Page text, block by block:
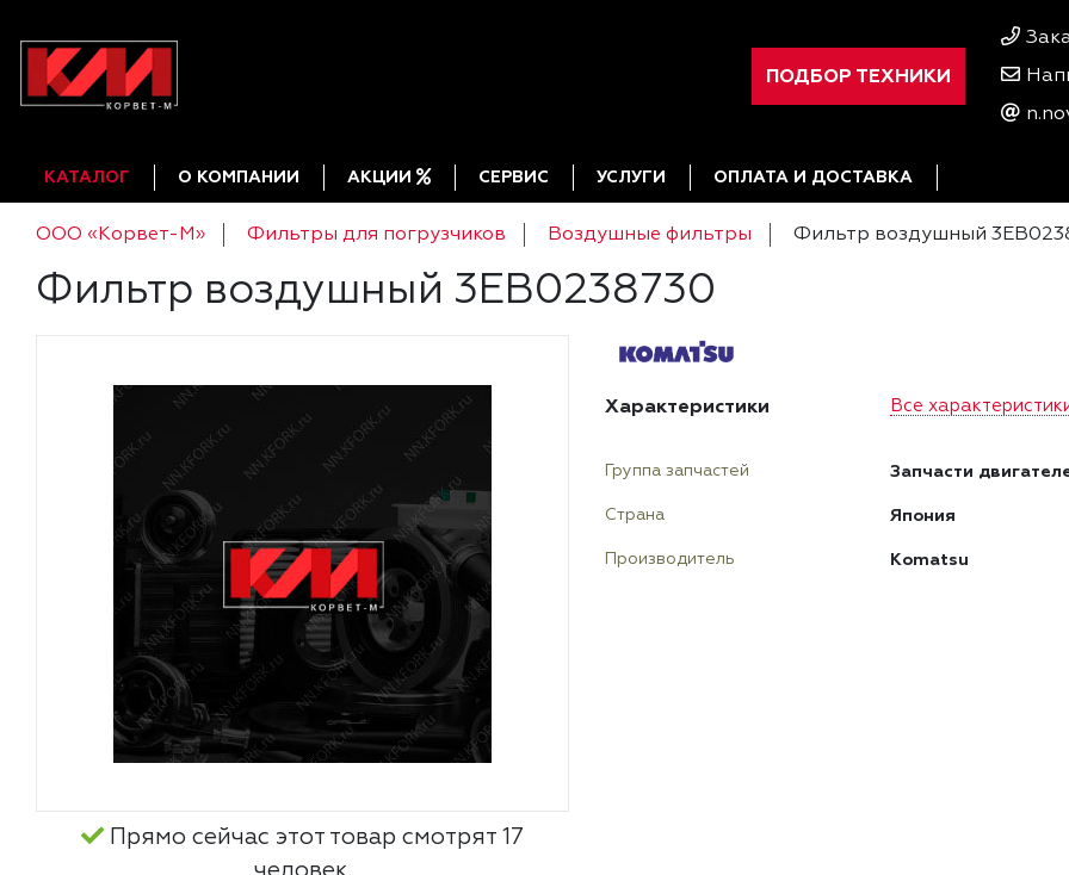
ПОДБОР ТЕХНИКИ
КАТАЛОГ О КОМПАНИИ АКЦИИ СЕРВИС УСЛУГИ ОПЛАТА И ДОСТАВКА
ООО «Корвет-М» Фильтры для погрузчиков Воздушные фильтры Фильтр воздушный
Фильтр воздушный 3EB0238730
Прямо сейчас этот товар смотрят 17
Характеристики Все
Группа запчастей Запчасти
Страна Япония
Производитель Komatsu